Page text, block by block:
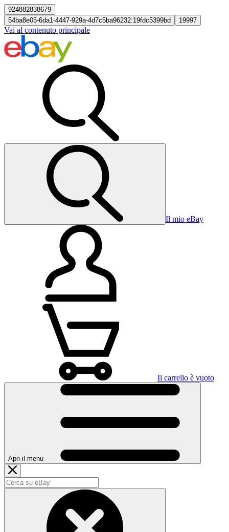
924882838679
54ba8e05-6da1-4447-929a-4d7c5ba96232:19fdc5399bd
19997
Vai al contenuto principale
Il mio eBay
Il carrello è vuoto
Apri il menu